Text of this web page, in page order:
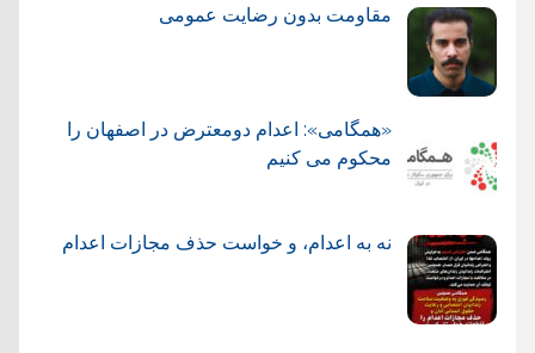
مقاومت بدون رضایت عمومی
«همگامی»: اعدام دومعترض در اصفهان را
محکوم می کنیم
نه به اعدام، و خواست حذف مجازات اعدام